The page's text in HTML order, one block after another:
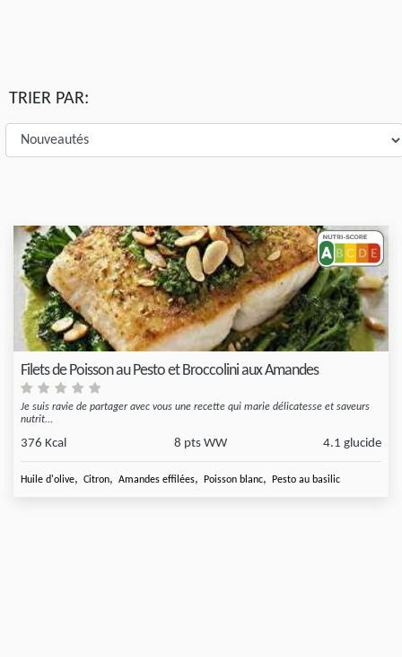
TRIER PAR:
Filets de Poisson au Pesto et Broccolini aux Amandes
Je suis ravie de partager avec vous une recette qui marie délicatesse et saveurs
nutrit...
376 Kcal 8 pts WW 4.1 glucide
Huile d'olive, Citron, Amandes effilées, Poisson blanc, Pesto au basilic